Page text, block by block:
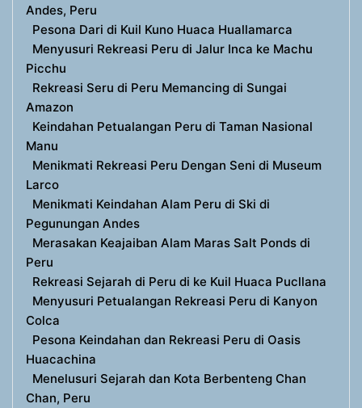
Andes, Peru
Pesona Dari di Kuil Kuno Huaca Huallamarca
Menyusuri Rekreasi Peru di Jalur Inca ke Machu
Picchu
Rekreasi Seru di Peru Memancing di Sungai
Amazon
Keindahan Petualangan Peru di Taman Nasional
Manu
Menikmati Rekreasi Peru Dengan Seni di Museum
Larco
Menikmati Keindahan Alam Peru di Ski di
Pegunungan Andes
Merasakan Keajaiban Alam Maras Salt Ponds di
Peru
Rekreasi Sejarah di Peru di ke Kuil Huaca Pucllana
Menyusuri Petualangan Rekreasi Peru di Kanyon
Colca
Pesona Keindahan dan Rekreasi Peru di Oasis
Huacachina
Menelusuri Sejarah dan Kota Berbenteng Chan
Chan, Peru